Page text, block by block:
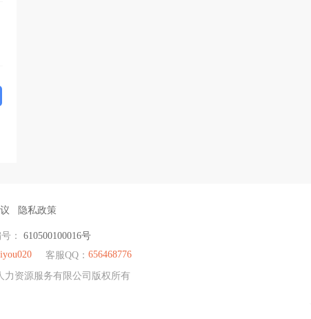
隐私政策
： 610500100016号
客服QQ： 656468776
力资源服务有限公司版权所有